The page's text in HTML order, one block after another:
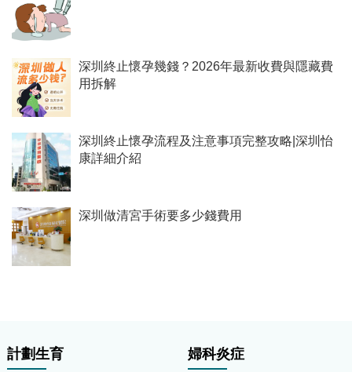
深圳終止懷孕幾錢？2026年最新收費與隱藏費
用拆解
深圳終止懷孕流程及注意事項完整攻略|深圳怡
康詳細介紹
深圳做清宮手術要多少錢費用
計劃生育 婦科炎症